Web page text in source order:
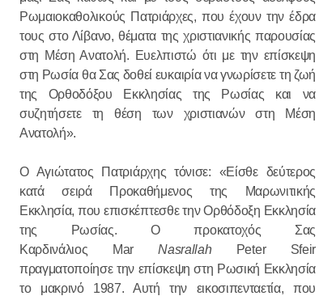
Ρωμαιοκαθολικούς Πατριάρχες, που έχουν την έδρα
τους στο Λίβανο, θέματα της χριστιανικής παρουσίας
στη Μέση Ανατολή. Ευελπιστώ ότι με την επίσκεψη
στη Ρωσία θα Σας δοθεί ευκαιρία να γνωρίσετε τη ζωή
της Ορθοδόξου Εκκλησίας της Ρωσίας και να
συζητήσετε τη θέση των χριστιανών στη Μέση
Ανατολή».
Ο Αγιώτατος Πατριάρχης τόνισε: «Είσθε δεύτερος
κατά σειρά Προκαθήμενος της Μαρωνιτικής
Εκκλησία, που επισκέπτεσθε την Ορθόδοξη Εκκλησία
της Ρωσίας. Ο προκατοχός Σας
Καρδινάλιος MarNasrallahPeter Sfeir
πραγματοποίησε την επίσκεψη στη Ρωσική Εκκλησία
το μακρινό 1987. Αυτή την εικοσιπενταετία, που